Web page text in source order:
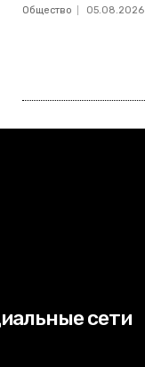
Общество 05.08.2026
сети